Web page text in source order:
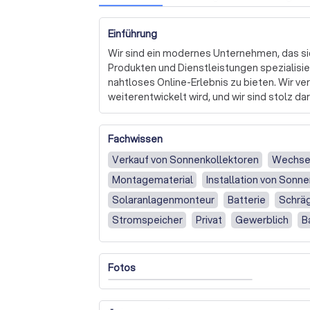
Einführung
Wir sind ein modernes Unternehmen, das
Produkten und Dienstleistungen
nahtloses Online-Erlebnis zu bieten. Wir
weiterentwickelt wird, und wir sind stolz
Unsere Website ist intuitiv und
Dienstleistungen zu erleichtern. Wir legen
Daten und halten uns strikt an die
dass Ihre Daten sicher und vertraulich
Wir bieten eine Vielzahl von
größtmögliche Flexibilität zu bieten. Unser
beantworten und Ihnen bei der Auswahl
helfen.
Wir sind stolz auf unsere Fähigkeit, uns
anzupassen und unseren Kunden stets
anzubieten. Wir sind überzeugt, dass
Fachwissen
Verkauf von Sonnenkollektoren
Montagematerial
Installation von
Solaranlagenmonteur
Batterie
Stromspeicher
Privat Gewerblich
Nur Installation einer Solaranlage,
Nur Installation
Fotos